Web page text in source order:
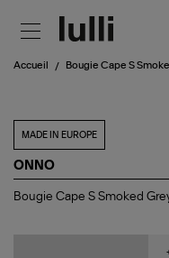
Accueil Bougie Cape S
MADE IN EUROPE
ONNO
Bougie
Bougie Cape S Smoked